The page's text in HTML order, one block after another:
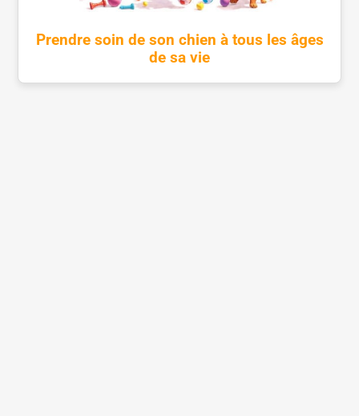
Prendre soin de son chien à tous les âges
de sa vie